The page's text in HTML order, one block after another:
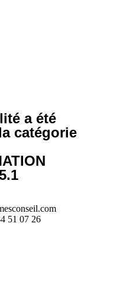
a été
catégorie
51 07 26